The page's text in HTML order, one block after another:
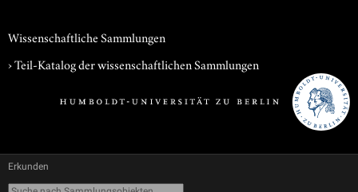
Wissenschaftliche Sammlungen
› Teil-Katalog der wissenschaftlichen Sammlungen
Erkunden